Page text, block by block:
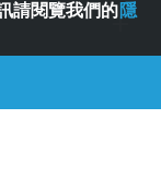
Rights Reserved.
請閱覽我們的隱